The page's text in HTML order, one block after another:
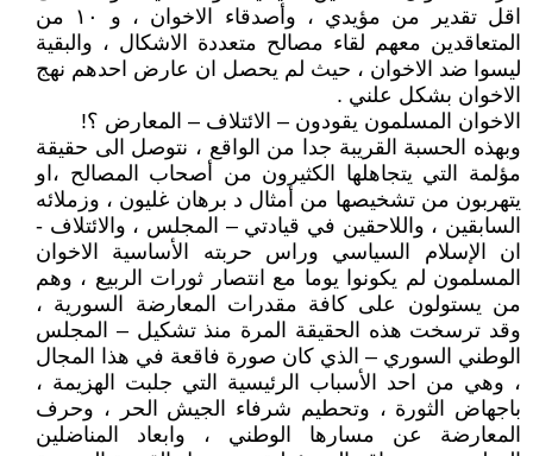
اقل تقدير من مؤيدي ، وأصدقاء الاخوان ، و ١٠ من
المتعاقدين معهم لقاء مصالح متعددة الاشكال ، والبقية
ليسوا ضد الاخوان ، حيث لم يحصل ان عارض احدهم نهج
الاخوان بشكل علني .
الاخوان المسلمون يقودون – الائتلاف – المعارض ؟!
وبهذه الحسبة القريبة جدا من الواقع ، نتوصل الى حقيقة
مؤلمة التي يتجاهلها الكثيرون من أصحاب المصالح ،او
يتهربون من تشخيصها من أمثال د برهان غليون ، وزملائه
السابقين ، واللاحقين في قيادتي – المجلس ، والائتلاف -
ان الإسلام السياسي وراس حربته الأساسية الاخوان
المسلمون لم يكونوا يوما مع انتصار ثورات الربيع ، وهم
من يستولون على كافة مقدرات المعارضة السورية ،
وقد ترسخت هذه الحقيقة المرة منذ تشكيل – المجلس
الوطني السوري – الذي كان صورة فاقعة في هذا المجال
، وهي من احد الأسباب الرئيسية التي جلبت الهزيمة ،
باجهاض الثورة ، وتحطيم شرفاء الجيش الحر ، وحرف
المعارضة عن مسارها الوطني ، وابعاد المناضلين